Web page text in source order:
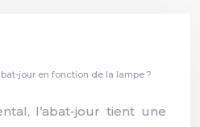
jour en fonction de la lampe ?
l’abat-jour tient une